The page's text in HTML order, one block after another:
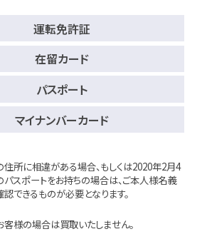
運転免許証
在留カード
パスポート
マイナンバーカード
所に相違がある場合、もしくは2020年2月4
スポートをお持ちの場合は、ご本人様名義
できるものが必要となります。
様の場合は買取いたしません。